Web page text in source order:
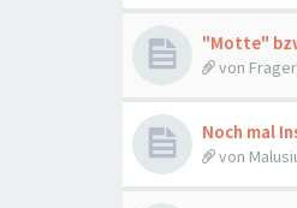
"Motte"
von Frager
Noch mal
von